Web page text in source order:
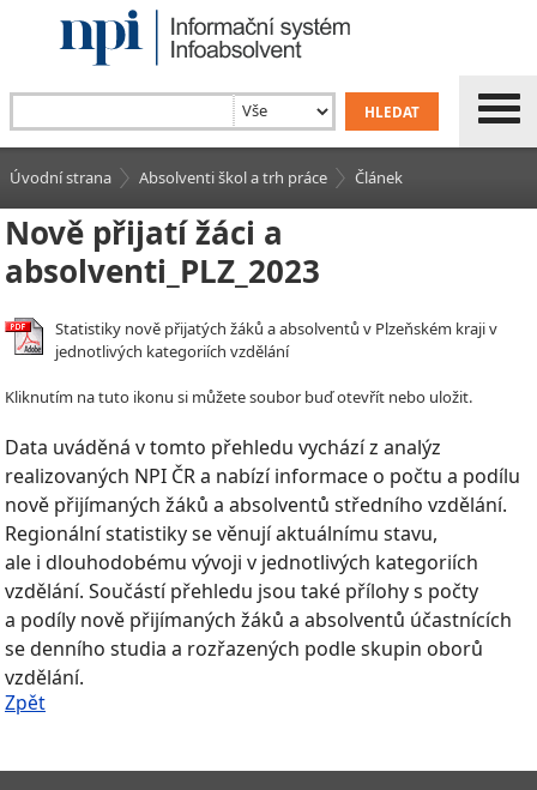
Úvodní strana Absolventi škol a trh práce Článek
Nově přijatí žáci a
absolventi_PLZ_2023
Statistiky nově přijatých žáků a absolventů v Plzeňském kraji v
jednotlivých kategoriích vzdělání
Kliknutím na tuto ikonu si můžete soubor buď otevřít nebo uložit.
Data uváděná v tomto přehledu vychází z analýz
realizovaných NPI ČR a nabízí informace o počtu a podílu
nově přijímaných žáků a absolventů středního vzdělání.
Regionální statistiky se věnují aktuálnímu stavu,
ale i dlouhodobému vývoji v jednotlivých kategoriích
vzdělání. Součástí přehledu jsou také přílohy s počty
a podíly nově přijímaných žáků a absolventů účastnících
se denního studia a rozřazených podle skupin oborů
vzdělání.
Zpět